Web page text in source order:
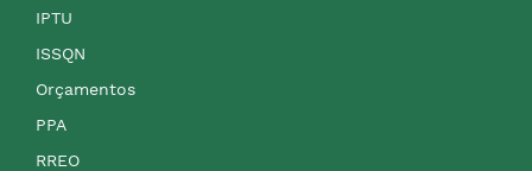
IPTU
ISSQN
Orçamentos
PPA
RREO